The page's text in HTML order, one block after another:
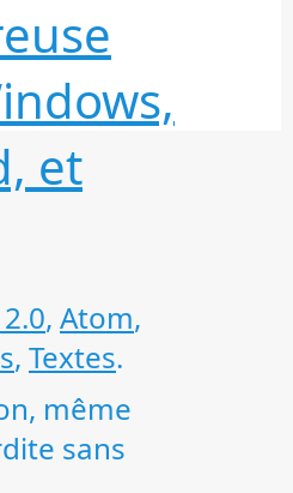
et
2.0, Atom,
, Textes.
même
sans